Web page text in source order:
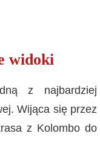
widoki
z najbardziej
Wijąca się przez
z Kolombo do